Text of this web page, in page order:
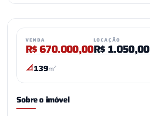
VENDA
R$670.000,00
LOCAÇÃO
R$1.050,00
139m²
Sobre o imóvel